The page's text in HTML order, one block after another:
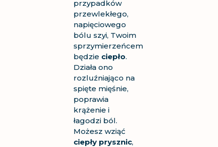
przypadków
przewlekłego,
napięciowego
bólu szyi, Twoim
sprzymierzeńcem
będzie ciepło.
Działa ono
rozluźniająco na
spięte mięśnie,
poprawia
krążenie i
łagodzi ból.
Możesz wziąć
ciepły prysznic,